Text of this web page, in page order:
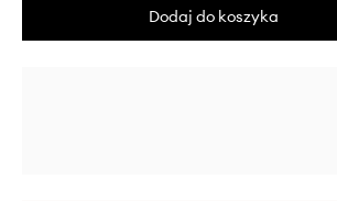
Dodaj do koszyka